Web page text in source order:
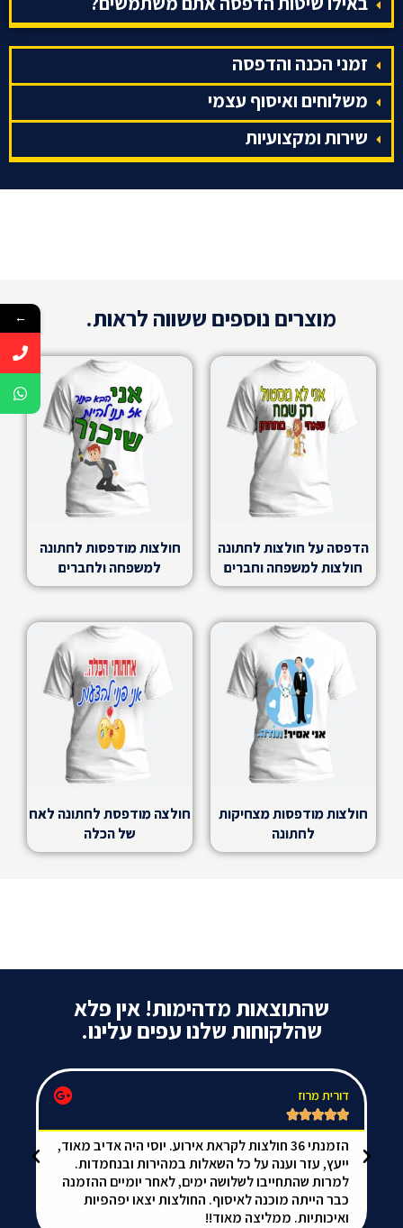
זמני הכנה והדפסה
משלוחים ואיסוף עצמי
שירות ומקצועיות
מוצרים נוספים ששווה לראות.
הדפסה על חולצות לחתונה
חולצות למשפחה וחברים
חולצות מודפסות לחתונה
למשפחה ולחברים
חולצות מודפסות מצחיקות
לחתונה
חולצה מודפסת לחתונה לאח
של הכלה
שהתוצאות מדהימות! אין פלא
שהלקוחות שלנו עפים עלינו.
דורית מרוז





הזמנתי 36 חולצות לקראת אירוע. יוסי היה אדיב מאוד,
ייעץ, עזר וענה על כל השאלות במהירות ובנחמדות.
למרות שהתחייבו לשלושה ימים, לאחר יומיים ההזמנה
כבר הייתה מוכנה לאיסוף. החולצות יצאו יפהפיות
ואיכותיות. ממליצה מאוד!!
←